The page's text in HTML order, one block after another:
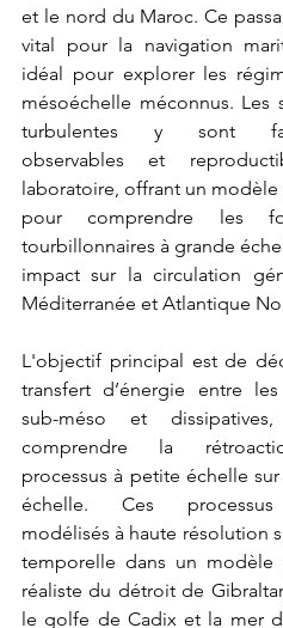
et le nord du Maroc. Ce
vital pour la navigation
idéal pour explorer les
mésoéchelle méconnus. Les
turbulentes y sont
observables et
laboratoire, offrant un
pour comprendre les
tourbillonnaires à grande
impact sur la circulation
Méditerranée et Atlantique
L'objectif principal est de
transfert d’énergie entre
sub-méso et
comprendre la
processus à petite échelle
échelle. Ces
modélisés à haute résolution
temporelle dans un modèle
réaliste du détroit de
le golfe de Cadix et la mer